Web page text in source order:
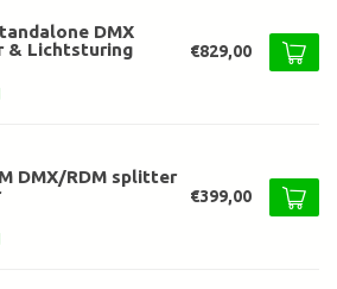
DMX
& Lichtsturing
€829,00
DMX/RDM splitter
€399,00